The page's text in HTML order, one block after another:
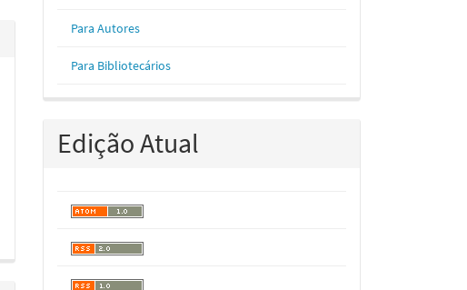
Para Autores
Para Bibliotecários
Edição Atual